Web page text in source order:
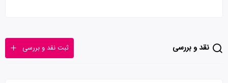
نقد و بررسی ثبت نقد و بررسی